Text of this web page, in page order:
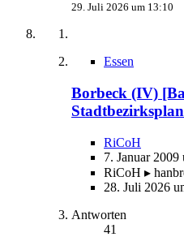
29. Juli 2026 um 13:10
Essen
Borbeck (IV)
RiCoH
7. Januar 2009
RiCoH ▸
28. Juli 2026
Antworten
41